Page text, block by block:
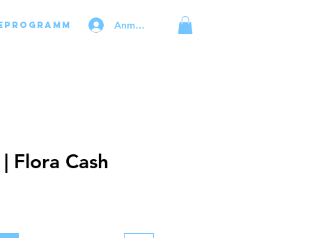
Anmelden
Flora Cash